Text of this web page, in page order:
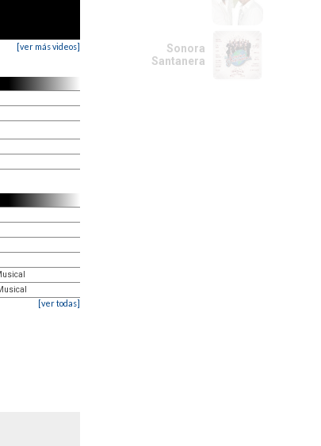
[ver más videos]
[ver todas]
Sonora
Santanera